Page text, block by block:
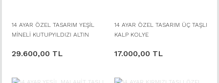
14 AYAR ÖZEL TASARIM YEŞİL
MİNELİ KUTUPYILDIZI ALTIN
29.600,00 TL
14 AYAR ÖZEL TASARIM ÜÇ TAŞLI
KALP KOLYE
17.000,00 TL